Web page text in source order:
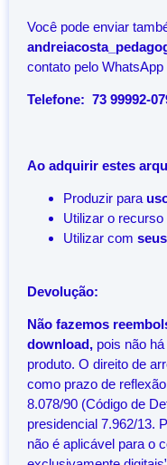
Você pode enviar
contato pelo WhatsApp
Telefone: 73 99992-
Ao adquirir estes
Produzir para
Utilizar o recurso
Utilizar com
Devolução:
Não fazemos
download, pois não
produto. O direito de
como prazo de
8.078/90 (Código de
presidencial 7.962/13.
não é aplicável para o